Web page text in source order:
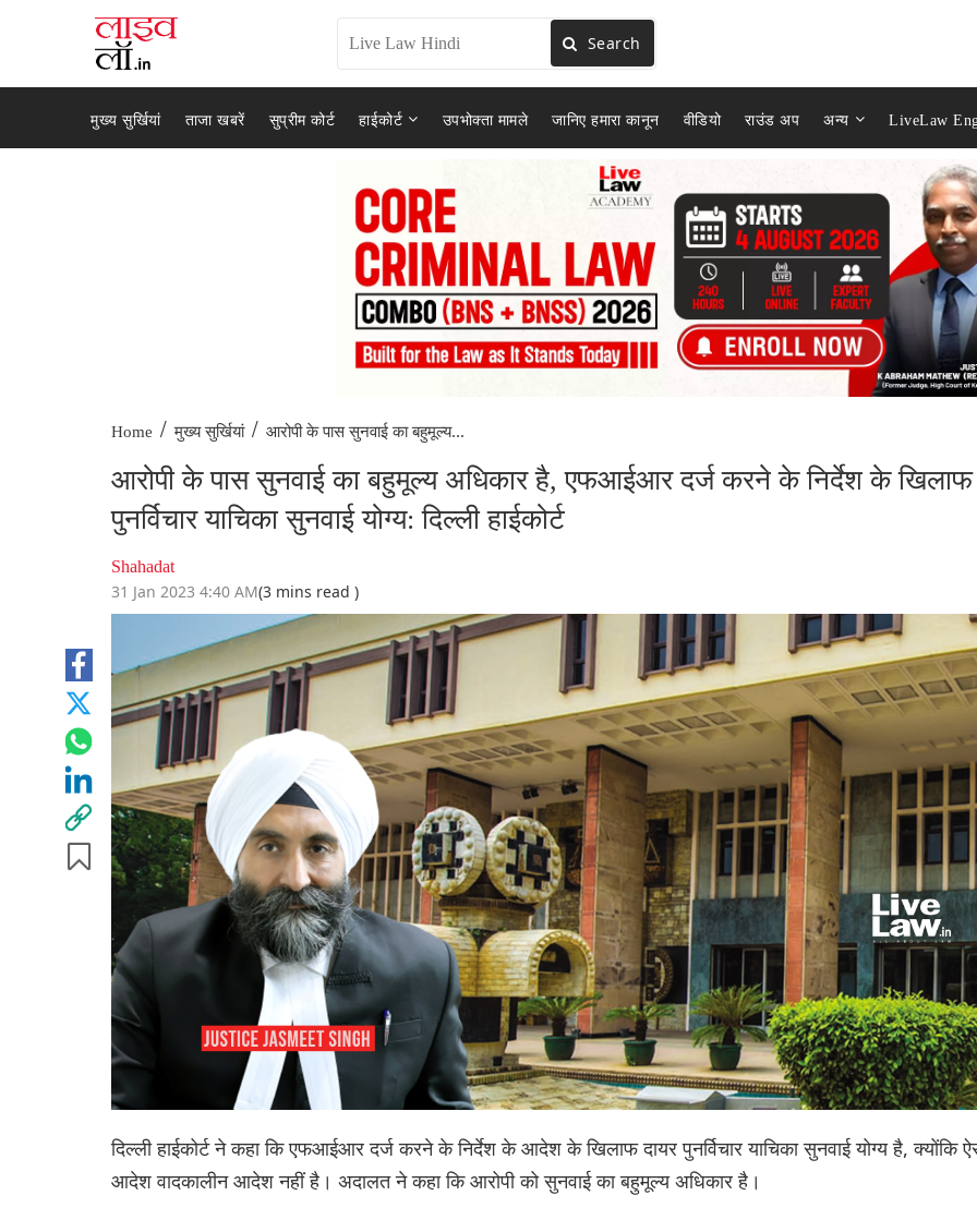
Search
मुख्य सुर्खियां ताजा खबरें सुप्रीम कोर्ट हाईकोर्ट उपभोक्ता मामले जानिए हमारा कानून वीडियो राउंड अप अन्य LiveLaw
Home / मुख्य सुर्खियां / आरोपी के पास सुनवाई का बहुमूल्य...
आरोपी के पास सुनवाई का बहुमूल्य अधिकार है, एफआईआर दर्ज करने के निर्देश के खिलाफ
पुनर्विचार याचिका सुनवाई योग्य: दिल्ली हाईकोर्ट
Shahadat
31 Jan 2023 4:40 AM(3 mins read )
दिल्ली हाईकोर्ट ने कहा कि एफआईआर दर्ज करने के निर्देश के आदेश के खिलाफ दायर पुनर्विचार याचिका सुनवाई योग्य है, क्योंकि
आदेश वादकालीन आदेश नहीं है। अदालत ने कहा कि आरोपी को सुनवाई का बहुमूल्य अधिकार है।